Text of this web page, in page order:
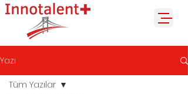
Yazı
Tüm Yazılar